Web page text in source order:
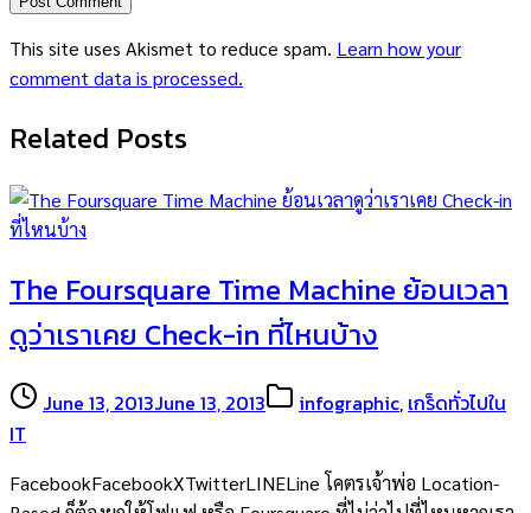
This site uses Akismet to reduce spam. Learn how your
comment data is processed.
Related Posts
The Foursquare Time Machine ย้อนเวลา
ดูว่าเราเคย Check-in ที่ไหนบ้าง
June 13, 2013June 13, 2013 infographic, เกร็ดทั่วไปใน
IT
FacebookFacebookXTwitterLINELine โคตรเจ้าพ่อ Location-